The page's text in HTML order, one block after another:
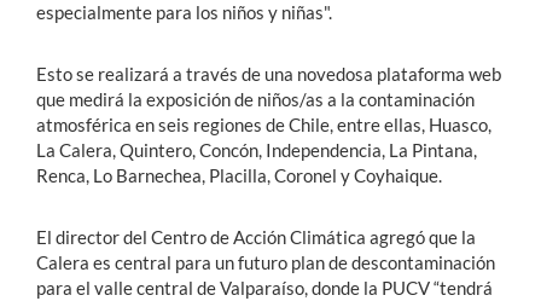
especialmente para los niños y niñas".
Esto se realizará a través de una novedosa plataforma web
que medirá la exposición de niños/as a la contaminación
atmosférica en seis regiones de Chile, entre ellas, Huasco,
La Calera, Quintero, Concón, Independencia, La Pintana,
Renca, Lo Barnechea, Placilla, Coronel y Coyhaique.
El director del Centro de Acción Climática agregó que la
Calera es central para un futuro plan de descontaminación
para el valle central de Valparaíso, donde la PUCV “tendrá